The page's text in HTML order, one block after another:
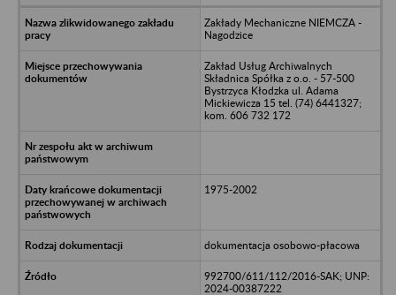
Zakłady Mechaniczne NIEMCZA -
Nagodzice
Zakład Usług Archiwalnych
Składnica Spółka z o.o. - 57-500
Bystrzyca Kłodzka ul. Adama
Mickiewicza 15 tel. (74) 6441327;
kom. 606 732 172
1975-2002
dokumentacja osobowo-płacowa
992700/611/112/2016-SAK; UNP:
2024-00387222